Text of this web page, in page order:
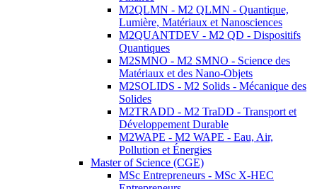
M2QLMN - M2 QLMN - Quantique,
Lumière, Matériaux et Nanosciences
M2QUANTDEV - M2 QD - Dispositifs
Quantiques
M2SMNO - M2 SMNO - Science des
Matériaux et des Nano-Objets
M2SOLIDS - M2 Solids - Mécanique des
Solides
M2TRADD - M2 TraDD - Transport et
Développement Durable
M2WAPE - M2 WAPE - Eau, Air,
Pollution et Énergies
Master of Science (CGE)
MSc Entrepreneurs - MSc X-HEC